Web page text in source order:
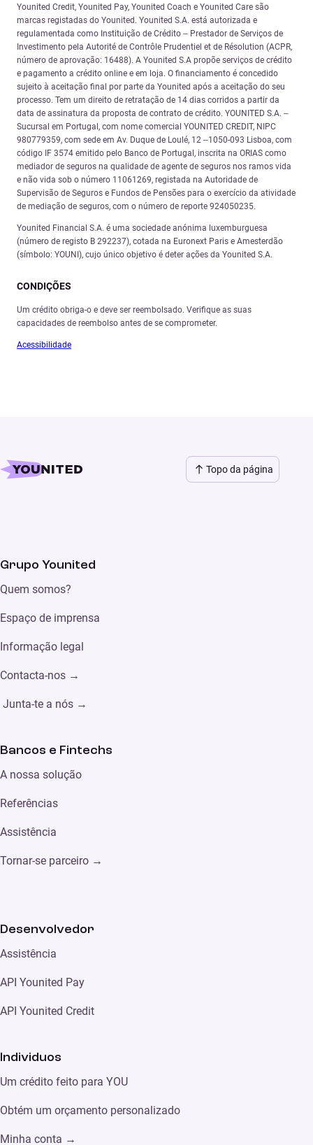
Younited Credit, Younited Pay, Younited Coach e Younited Care são
marcas registadas do Younited. Younited S.A. está autorizada e
regulamentada como Instituição de Crédito – Prestador de Serviços de
Investimento pela Autorité de Contrôle Prudentiel et de Résolution (ACPR,
número de aprovação: 16488). A Younited S.A propõe serviços de crédito
e pagamento a crédito online e em loja. O financiamento é concedido
sujeito à aceitação final por parte da Younited após a aceitação do seu
processo. Tem um direito de retratação de 14 dias corridos a partir da
data de assinatura da proposta de contrato de crédito. YOUNITED S.A. –
Sucursal em Portugal, com nome comercial YOUNITED CREDIT, NIPC
980779359, com sede em Av. Duque de Loulé, 12 –1050-093 Lisboa, com
código IF 3574 emitido pelo Banco de Portugal, inscrita na ORIAS como
mediador de seguros na qualidade de agente de seguros nos ramos vida
e não vida sob o número 11061269, registada na Autoridade de
Supervisão de Seguros e Fundos de Pensões para o exercício da atividade
de mediação de seguros, com o número de reporte 924050235.
Younited Financial S.A. é uma sociedade anónima luxemburguesa
(número de registo B 292237), cotada na Euronext Paris e Amesterdão
(símbolo: YOUNI), cujo único objetivo é deter ações da Younited S.A.
CONDIÇÕES
Um crédito obriga-o e deve ser reembolsado. Verifique as suas
capacidades de reembolso antes de se comprometer.
Acessibilidade
Topo da página
Grupo Younited
Quem somos?
Espaço de imprensa
Informação legal
Contacta-nos →
Junta-te a nós →
Bancos e Fintechs
A nossa solução
Referências
Assistência
Tornar-se parceiro →
Desenvolvedor
Assistência
API Younited Pay
API Younited Credit
Individuos
Um crédito feito para YOU
Obtém um orçamento personalizado
Minha conta →